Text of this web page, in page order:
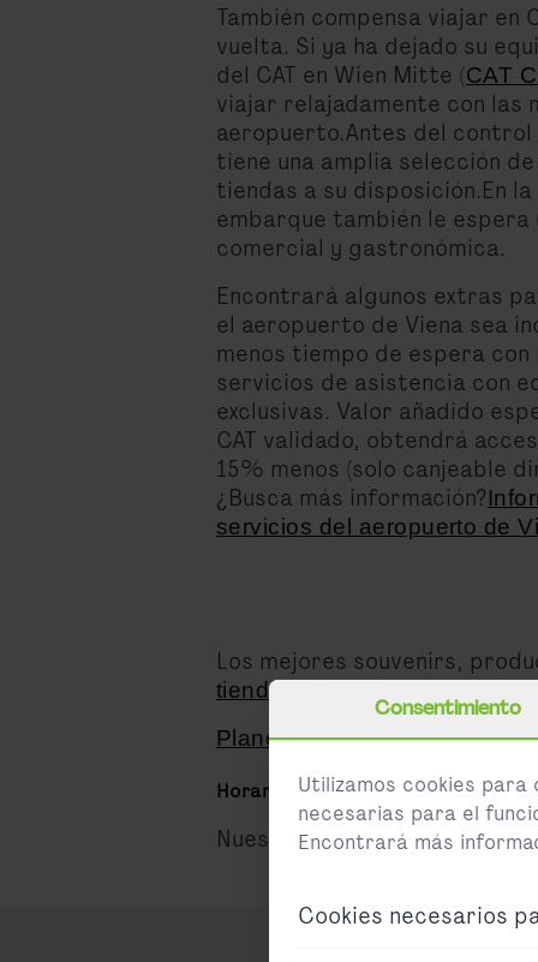
Consentimiento
Utilizamos cookies
necesarias para el
Encontrará más
Cookies necesarios
También compensa viajar en
vuelta. Si ya ha dejado su
del CAT en Wien Mitte (CAT
viajar relajadamente con las
aeropuerto.Antes del
tiene una amplia selección
tiendas a su disposición.En
embarque también le
comercial y gastronómica.
Encontrará algunos extras
el aeropuerto de Viena sea
menos tiempo de espera
servicios de asistencia con
exclusivas. Valor añadido
CAT validado, obtendrá
15% menos (solo canjeable
¿Busca más información?
servicios del aeropuerto de
Los mejores souvenirs,
tiendas y restaurantes del
Plano del aeropuerto
Horario de apertura:
Nuestros mostradores CAT